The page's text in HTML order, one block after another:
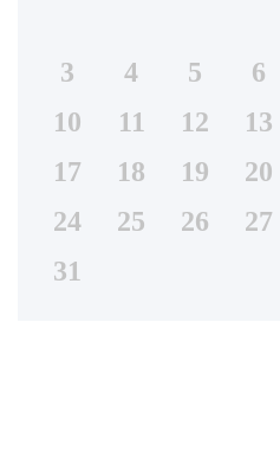
3
4 5 6
10
11 12 13
17
18 19 20
24
25 26 27
31